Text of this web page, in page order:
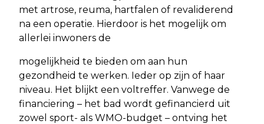
met artrose, reuma, hartfalen of revaliderend
na een operatie. Hierdoor is het mogelijk om
allerlei inwoners de
mogelijkheid te bieden om aan hun
gezondheid te werken. Ieder op zijn of haar
niveau. Het blijkt een voltreffer. Vanwege de
financiering – het bad wordt gefinancierd uit
zowel sport- als WMO-budget – ontving het